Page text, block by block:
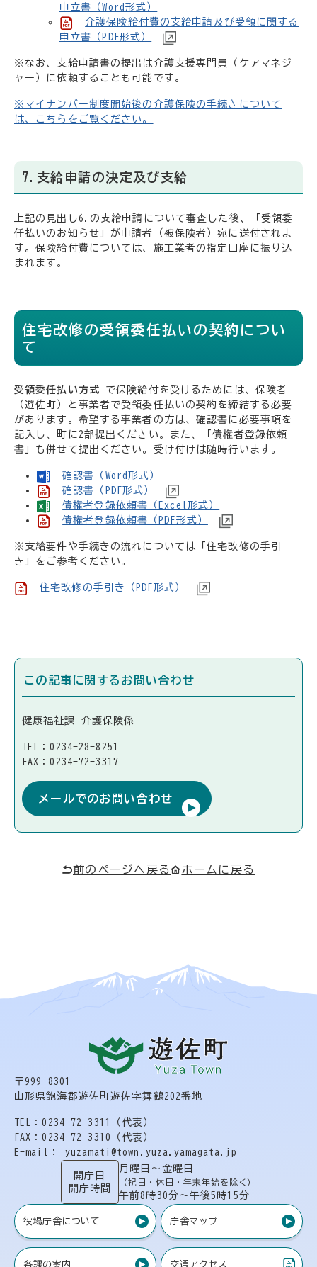
申立書（Word形式）
介護保険給付費の支給申請及び受領に関する
申立書（PDF形式）
※なお、支給申請書の提出は介護支援専門員（ケアマネジ
ャー）に依頼することも可能です。
※マイナンバー制度開始後の介護保険の手続きについて
は、こちらをご覧ください。
7.支給申請の決定及び支給
上記の見出し6.の支給申請について審査した後、「受領委
任払いのお知らせ」が申請者（被保険者）宛に送付されま
す。保険給付費については、施工業者の指定口座に振り込
まれます。
住宅改修の受領委任払いの契約につい
て
受領委任払い方式 で保険給付を受けるためには、保険者
（遊佐町）と事業者で受領委任払いの契約を締結する必要
があります。希望する事業者の方は、確認書に必要事項を
記入し、町に2部提出ください。また、「債権者登録依頼
書」も併せて提出ください。受け付けは随時行います。
確認書（Word形式）
確認書（PDF形式）
債権者登録依頼書（Excel形式）
債権者登録依頼書（PDF形式）
※支給要件や手続きの流れについては「住宅改修の手引
き」をご参考ください。
住宅改修の手引き（PDF形式）
この記事に関するお問い合わせ
健康福祉課 介護保険係
TEL：0234-28-8251
FAX：0234-72-3317
メールでのお問い合わせ
前のページへ戻る ホームに戻る
〒999-8301
山形県飽海郡遊佐町遊佐字舞鶴202番地
TEL：0234-72-3311（代表）
FAX：0234-72-3310（代表）
E-mail： yuzamati@town.yuza.yamagata.jp
開庁日
開庁時間
月曜日〜金曜日
（祝日・休日・年末年始を除く）
午前8時30分〜午後5時15分
役場庁舎について 庁舎マップ
各課の案内 交通アクセス